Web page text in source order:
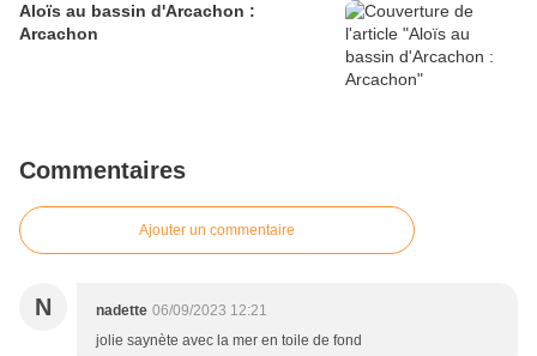
Aloïs au bassin d'Arcachon :
Arcachon
Commentaires
Ajouter un commentaire
N nadette 06/09/2023 12:21
jolie saynète avec la mer en toile de fond